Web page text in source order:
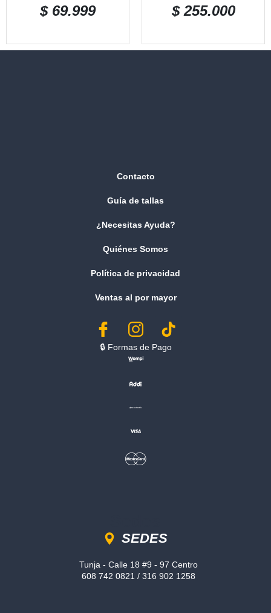
$69.999 $255.000
Contacto
Guía de tallas
¿Necesitas Ayuda?
Quiénes Somos
Política de privacidad
Ventas al por mayor
🔒︎ Formas de Pago
SEDES
Tunja - Calle 18 #9 - 97 Centro
608 742 0821 / 316 902 1258